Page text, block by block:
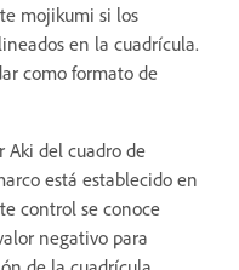
mojikumi si los
en la cuadrícula.
como formato de
Aki del cuadro de
está establecido en
control se conoce
negativo para